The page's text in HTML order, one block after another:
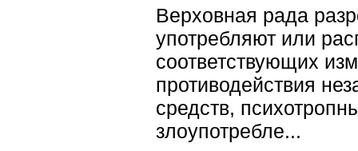
Верховная рада
употребляют или
соответствующих
противодействия
средств,
злоупотребле...